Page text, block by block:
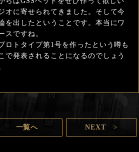
オに寄せられてきました。そして今
を出したということです。本当にワ
スですね。
ロトタイプ第1号を作ったという噂も
で発表されることになるのでしょう
一覧へ NEXT >